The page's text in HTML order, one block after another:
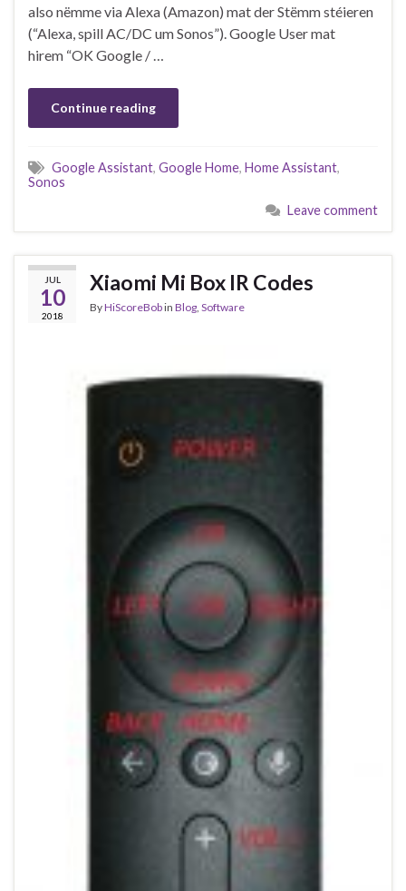
also nëmme via Alexa (Amazon) mat der Stëmm stéieren
(“Alexa, spill AC/DC um Sonos”). Google User mat
hirem “OK Google / …
Continue reading
Google Assistant, Google Home, Home Assistant,
Sonos
Leave comment
JUL
10
2018
Xiaomi Mi Box IR Codes
ByHiScoreBobin Blog, Software